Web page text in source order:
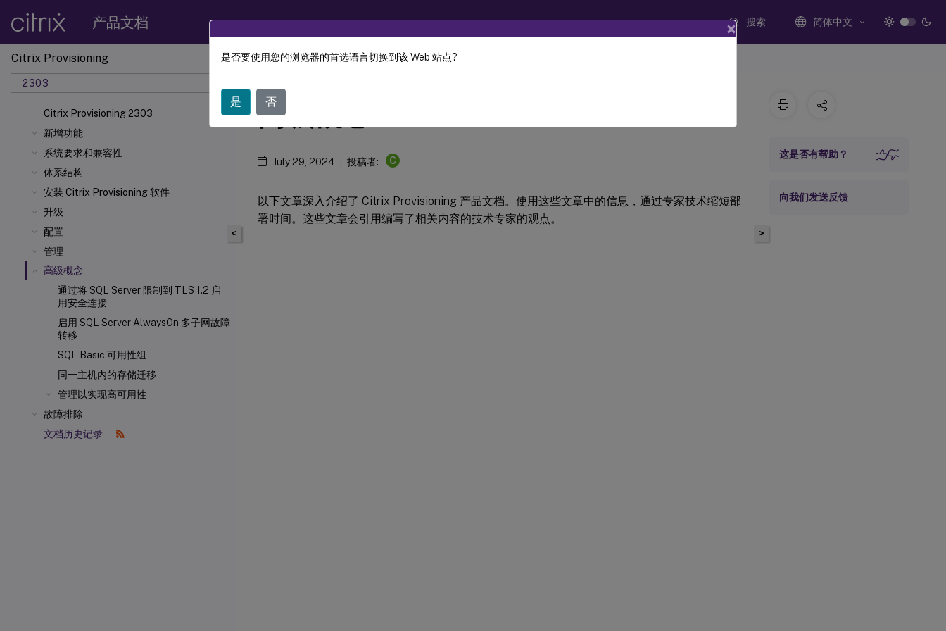
产品文档 搜索 简体中文
Citrix Provisioning
2303
Citrix Provisioning 2303
新增功能
系统要求和兼容性
体系结构
安装 Citrix Provisioning 软件
升级
配置
管理
高级概念
通过将 SQL Server 限制到 TLS 1.2 启
用安全连接
启用 SQL Server AlwaysOn 多子网故障
转移
SQL Basic 可用性组
同一主机内的存储迁移
管理以实现高可用性
故障排除
文档历史记录
Citrix Provisioning Citrix Provisioning 2303
<
高级概念
July 29, 2024 投稿者: C
以下文章深入介绍了 Citrix Provisioning 产品文档。使用这些文章中的信息，通过专家技术缩短部
署时间。这些文章会引用编写了相关内容的技术专家的观点。
>
这是否有帮助？
向我们发送反馈
×
是否要使用您的浏览器的首选语言切换到该 Web 站点?
是 否